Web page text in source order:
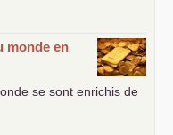
monde en
se sont enrichis de